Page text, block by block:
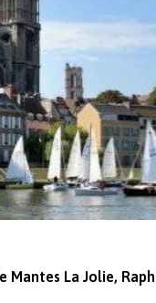
Mantes La Jolie,